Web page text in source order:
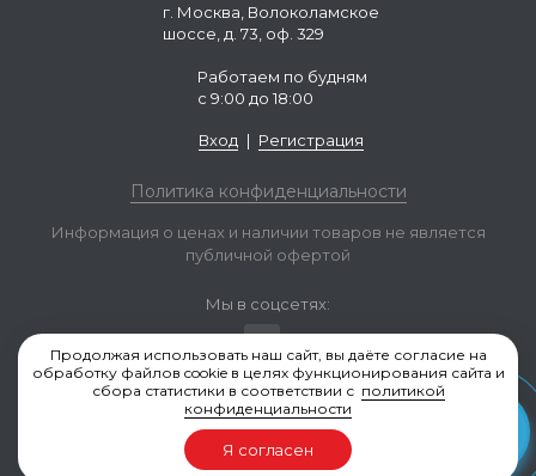
г. Москва, Волоколамское
шоссе, д. 73, оф. 329
Работаем по будням
с 9:00 до 18:00
Вход | Регистрация
Политика конфиденциальности
Информация о ценах и наличии товаров не является
публичной офертой
Мы в соцсетях:
Valvestock.ru © 2006-2026, Москва
Разработка и продвижение сайта — Seo4profit
Продолжая использовать наш сайт, вы даёте согласие на
обработку файлов cookie в целях функционирования сайта и
сбора статистики в соответствии с политикой
конфиденциальности
Я согласен